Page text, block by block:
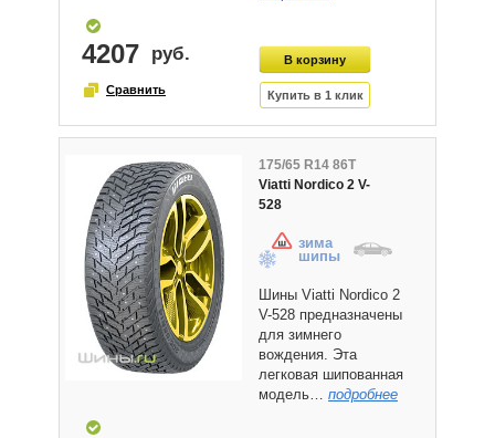
4207
175/65 R14 86T
Viatti Nordico 2 V-
528
зима
шипы
Шины Viatti Nordico 2
V-528 предназначены
для зимнего
вождения. Эта
легковая шипованная
модель… подробнее